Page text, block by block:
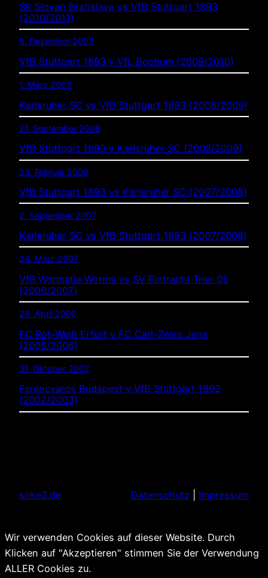
SK Slovan Bratislava vs VfB Stuttgart 1893
(2010/2011)
5. Dezember 2009
VfB Stuttgart 1893 v VfL Bochum (2009/2010)
1. März 2009
Karlsruher SC vs VfB Stuttgart 1893 (2008/2009)
21. September 2008
VfB Stuttgart 1893 v Karlsruher SC (2008/2009)
23. Februar 2008
VfB Stuttgart 1893 vs Karlsruher SC (2007/2008)
2. September 2007
Karlsruher SC vs VfB Stuttgart 1893 (2007/2008)
24. März 2007
VfR Wormatia Worms vs SV Eintracht Trier 05
(2006/2007)
29. April 2006
FC Rot-Weiß Erfurt v FC Carl-Zeiss Jena
(2005/2006)
31. Oktober 2002
Ferencvaros Budapest v VfB Stuttgart 1893
(2002/2003)
soke2.de Datenschutz Impressum
Wir verwenden Cookies auf dieser Website. Durch
Klicken auf "Akzeptieren" stimmen Sie der Verwendung
ALLER Cookies zu.